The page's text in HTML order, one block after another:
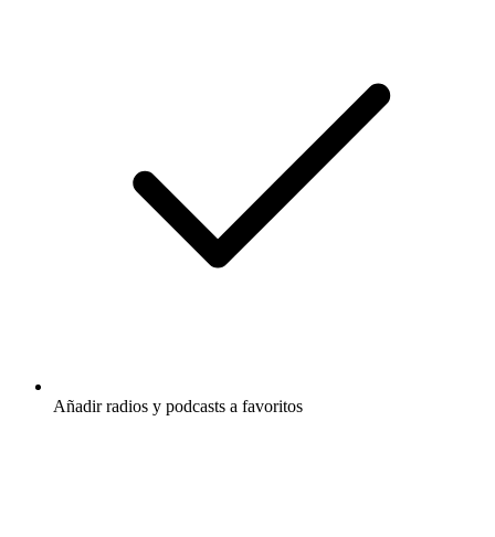
Añadir radios y podcasts a favoritos